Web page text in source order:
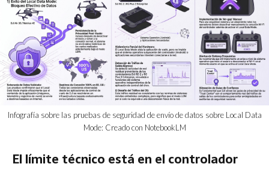
Infografía sobre las pruebas de seguridad de envío de datos sobre Local Data
Mode: Creado con NotebookLM
El límite técnico está en el controlador